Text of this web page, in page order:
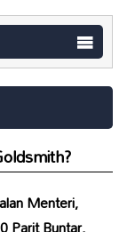
?
Menteri,